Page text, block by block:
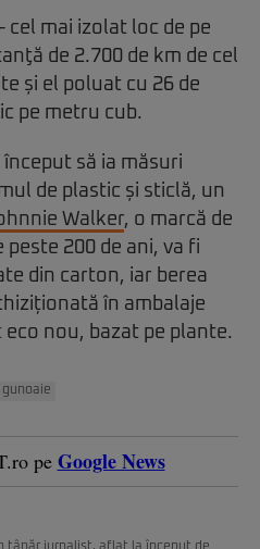
cel mai izolat loc de pe
de 2.700 de km de cel
și el poluat cu 26 de
pe metru cub.
să ia măsuri
de plastic și sticlă, un
Walker, o marcă de
200 de ani, va fi
din carton, iar berea
în ambalaje
nou, bazat pe plante.
gunoaie
pe Google News